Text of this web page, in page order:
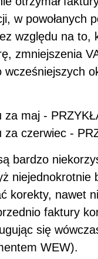
w powołanych
względu na to,
zmniejszenia
wcześniejszych
za maj -
za czerwiec -
bardzo
niejednokrotnie
korekty, nawet
faktury
się
WEW).